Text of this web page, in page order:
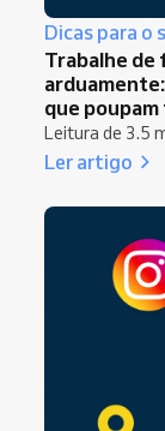
Dicas para o
Trabalhe de
que
Leitura de 3.5
Ler artigo